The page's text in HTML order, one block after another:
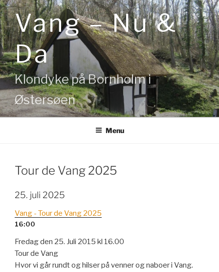
Videre
til
indholdVang – Nu &
Da
Klondyke på Bornholm i
Østersøen
Menu
Tour de Vang 2025
25. juli 2025
Vang - Tour de Vang 2025
16:00
Fredag den 25. Juli 2015 kl 16.00
Tour de Vang
Hvor vi går rundt og hilser på venner og naboer i Vang.